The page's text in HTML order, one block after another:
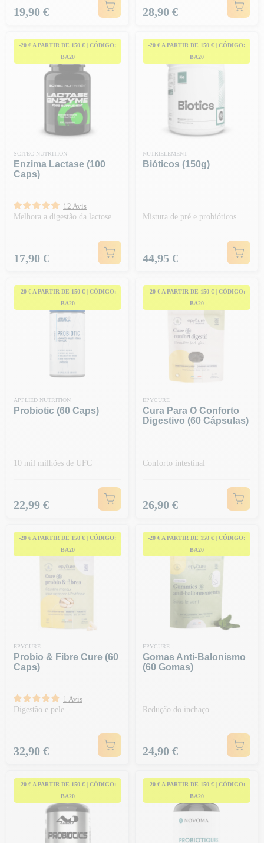
Preço
19,90 € Preço
28,90 €
-20 € A PARTIR DE 150 € | CÓDIGO:
BA20
SCITEC NUTRITION
Enzima Lactase (100
Caps)
12 Avis
Melhora a digestão da lactose
Preço
17,90 €
-20 € A PARTIR DE 150 € | CÓDIGO:
BA20
NUTRIELEMENT
Bióticos (150g)
Mistura de pré e probióticos
Preço
44,95 €
-20 € A PARTIR DE 150 € | CÓDIGO:
BA20
APPLIED NUTRITION
Probiotic (60 Caps)
10 mil milhões de UFC
Preço
22,99 €
-20 € A PARTIR DE 150 € | CÓDIGO:
BA20
EPYCURE
Cura Para O Conforto
Digestivo (60 Cápsulas)
Conforto intestinal
Preço
26,90 €
-20 € A PARTIR DE 150 € | CÓDIGO:
BA20
EPYCURE
Probio & Fibre Cure (60
Caps)
1 Avis
Digestão e pele
Preço
32,90 €
-20 € A PARTIR DE 150 € | CÓDIGO:
BA20
EPYCURE
Gomas Anti-Balonismo
(60 Gomas)
Redução do inchaço
Preço
24,90 €
-20 € A PARTIR DE 150 € | CÓDIGO:
BA20
-20 € A PARTIR DE 150 € | CÓDIGO:
BA20